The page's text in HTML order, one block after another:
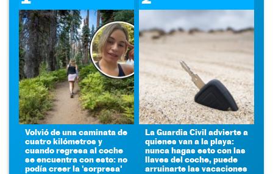
Volvió de una caminata de
cuatro kilómetros y
cuando regresa al coche
se encuentra con esto: no
podía creer la 'sorpresa'
La Guardia Civil advierte a
quienes van a la playa:
nunca hagas esto con las
llaves del coche, puede
arruinarte las vacaciones